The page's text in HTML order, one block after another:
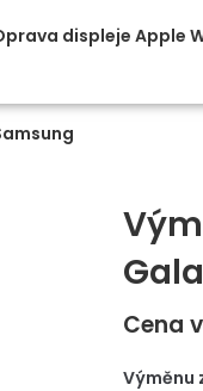
displeje Apple
Cena
Výměnu